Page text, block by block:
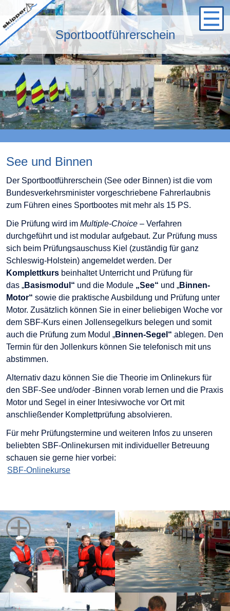
Logo
Sportbootführerschein
See und Binnen
Der Sportbootführerschein (See oder Binnen) ist die vom
Bundesverkehrsminister vorgeschriebene Fahrerlaubnis
zum Führen eines Sportbootes mit mehr als 15 PS.
Die Prüfung wird im Multiple-Choice – Verfahren
durchgeführt und ist modular aufgebaut. Zur Prüfung muss
sich beim Prüfungsauschuss Kiel (zuständig für ganz
Schleswig-Holstein) angemeldet werden. Der
Komplettkurs beinhaltet Unterricht und Prüfung für
das „Basismodul“ und die Module „See“ und „Binnen-
Motor“ sowie die praktische Ausbildung und Prüfung unter
Motor. Zusätzlich können Sie in einer beliebigen Woche vor
dem SBF-Kurs einen Jollensegelkurs belegen und somit
auch die Prüfung zum Modul „Binnen-Segel“ ablegen. Den
Termin für den Jollenkurs können Sie telefonisch mit uns
abstimmen.
Alternativ dazu können Sie die Theorie im Onlinekurs für
den SBF-See und/oder -Binnen vorab lernen und die Praxis
Motor und Segel in einer Intesivwoche vor Ort mit
anschließender Komplettprüfung absolvieren.
Für mehr Prüfungstermine und weiteren Infos zu unseren
beliebten SBF-Onlinekursen mit individueller Betreuung
schauen sie gerne hier vorbei:
SBF-Onlinekurse